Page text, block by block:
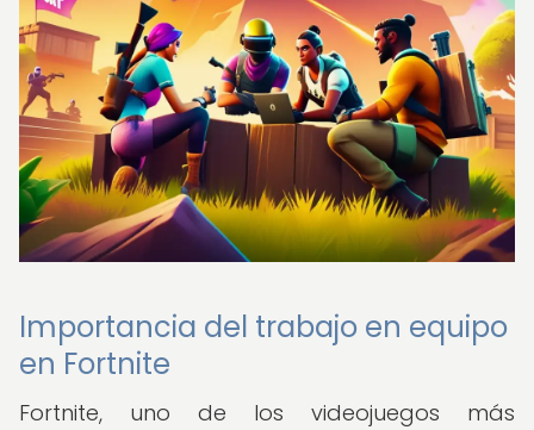
Importancia del trabajo en equipo
en Fortnite
Fortnite, uno de los videojuegos más